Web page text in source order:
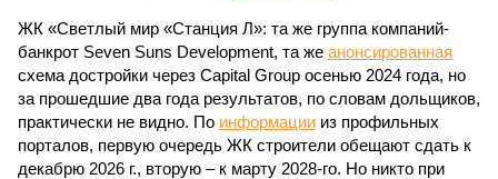
ЖК «Светлый мир «Станция Л»: та же группа компаний-
банкрот Seven Suns Development, та же анонсированная
схема достройки через Capital Group осенью 2024 года, но
за прошедшие два года результатов, по словам дольщиков,
практически не видно. По информации из профильных
порталов, первую очередь ЖК строители обещают сдать к
декабрю 2026 г., вторую – к марту 2028-го. Но никто при